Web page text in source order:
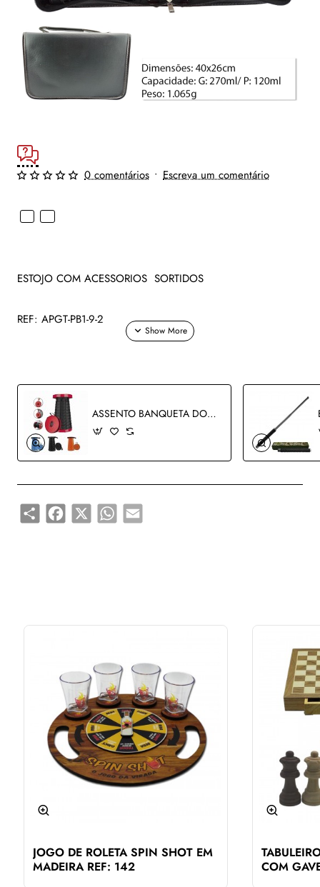
0 comentários • Escreva um comentário
ESTOJO COM ACESSORIOS SORTIDOS
REF: APGT-PB1-9-2
Peso: 1.065g
Capacidade: G: 270ml/ P: 120ml
ASSENTO BANQUETA DOBRÁVEL EM PLÁSTICO REF: AP35826A
Share Facebook
X WhatsApp
Email
JOGO DE ROLETA SPIN SHOT EM
MADEIRA REF: 142
COM